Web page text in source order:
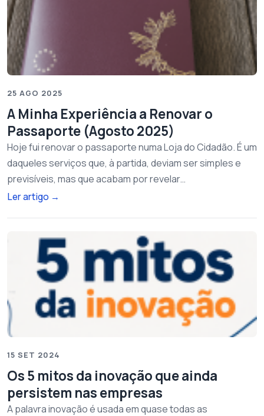
25 AGO 2025
A Minha Experiência a Renovar o
Passaporte (Agosto 2025)
Hoje fui renovar o passaporte numa Loja do Cidadão. É um
daqueles serviços que, à partida, deviam ser simples e
previsíveis, mas que acabam por revelar…
Ler artigo →
15 SET 2024
Os 5 mitos da inovação que ainda
persistem nas empresas
A palavra inovação é usada em quase todas as